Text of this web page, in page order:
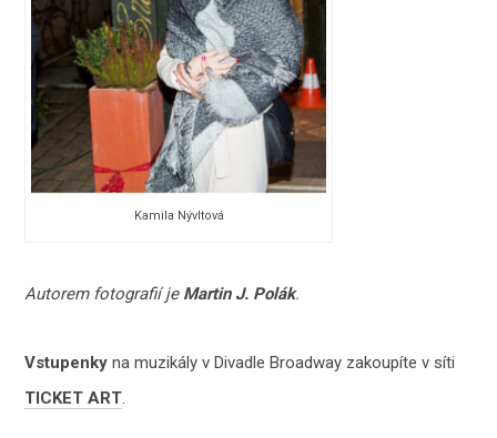
Kamila Nývltová
Autorem fotografií je Martin J. Polák.
Vstupenky na muzikály v Divadle Broadway zakoupíte v síti
TICKET ART.